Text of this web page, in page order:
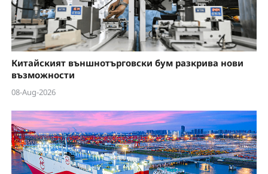
Китайският външнотърговски бум разкрива нови
възможности
08-Aug-2026